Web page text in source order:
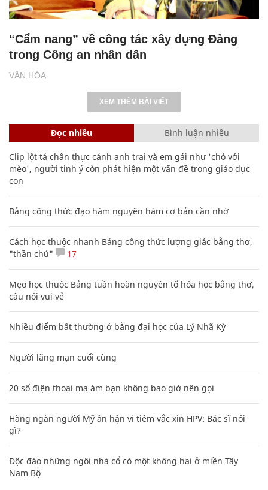
VĂN HÓA
“Cẩm nang” về công tác xây dựng Đảng
trong Công an nhân dân
XEM THÊM BÀI VIẾT
Đọc nhiều Bình luận nhiều
Clip lột tả chân thực cảnh anh trai và em gái như 'chó với
mèo', người tinh ý còn phát hiện một vấn đề trong giáo dục
con
Bảng công thức đạo hàm nguyên hàm cơ bản cần nhớ
Cách học thuộc nhanh Bảng công thức lượng giác bằng thơ,
"thần chú"
17
Mẹo học thuộc Bảng tuần hoàn nguyên tố hóa học bằng thơ,
câu nói vui vẻ
Nhiều điểm bất thường ở bằng đại học của Lý Nhã Kỳ
Người lãng mạn cuối cùng
20 số điện thoại ma ám bạn không bao giờ nên gọi
Hàng ngàn người Mỹ ân hận vì tiêm vắc xin HPV: Bác sĩ nói
gì?
Độc đáo những ngôi nhà cổ có một không hai ở miền Tây
Nam Bộ